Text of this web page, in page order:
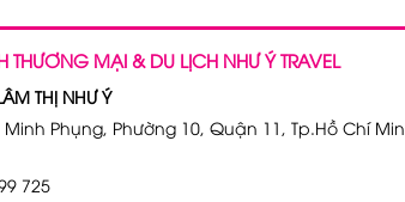
THƯƠNG MẠI & DU LỊCH NHƯ Ý TRAVEL
THỊ NHƯ Ý
Phụng, Phường 10, Quận 11, Tp.Hồ Chí
725